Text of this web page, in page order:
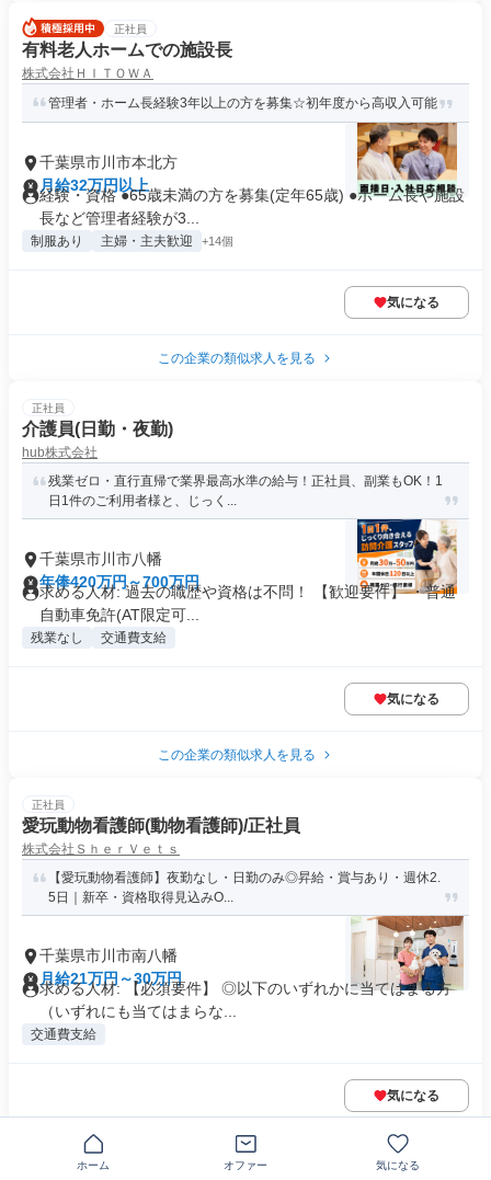
正社員
有料老人ホームでの施設長
株式会社ＨＩＴＯＷＡ
管理者・ホーム長経験3年以上の方を募集☆初年度から高収入可能
千葉県市川市本北方
月給32万円以上
経験・資格 ●65歳未満の方を募集(定年65歳) ●ホーム長や施設
長など管理者経験が3...
制服あり 主婦・主夫歓迎 +14個
気になる
この企業の類似求人を見る
正社員
介護員(日勤・夜勤)
hub株式会社
残業ゼロ・直行直帰で業界最高水準の給与！正社員、副業もOK！1
日1件のご利用者様と、じっく...
千葉県市川市八幡
年俸420万円～700万円
求める人材: 過去の職歴や資格は不問！ 【歓迎要件】 ・普通
自動車免許(AT限定可...
残業なし 交通費支給
気になる
この企業の類似求人を見る
正社員
愛玩動物看護師(動物看護師)/正社員
株式会社ＳｈｅｒＶｅｔｓ
【愛玩動物看護師】夜勤なし・日勤のみ◎昇給・賞与あり・週休2.
5日｜新卒・資格取得見込みO...
千葉県市川市南八幡
月給21万円～30万円
求める人材: 【必須要件】 ◎以下のいずれかに当てはまる方
（いずれにも当てはまらな...
交通費支給
気になる
グループホームのケアマネージャー
ホーム オファー 気になる